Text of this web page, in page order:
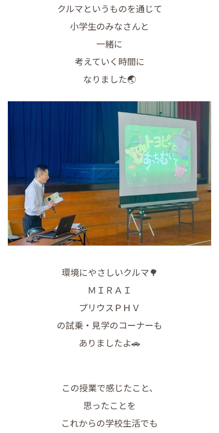
クルマというものを通じて
小学生のみなさんと
一緒に
考えていく時間に
なりました🌏
環境にやさしいクルマ🌳
ＭＩＲＡＩ
プリウスＰＨＶ
の試乗・見学のコーナーも
ありましたよ🚗
この授業で感じたこと、
思ったことを
これからの学校生活でも